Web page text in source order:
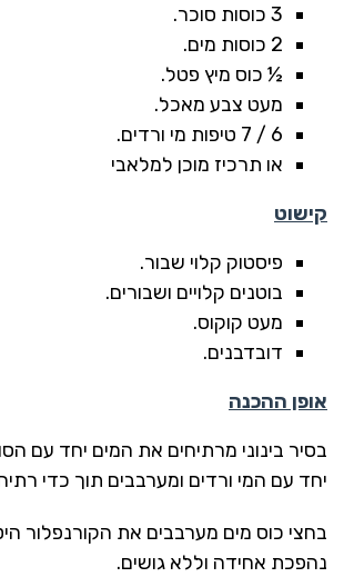
3 כוסות סוכר.
2 כוסות מים.
½ כוס מיץ פטל.
מעט צבע מאכל.
6 / 7 טיפות מי ורדים.
או תרכיז מוכן למלאבי
קישוט
פיסטוק קלוי שבור.
בוטנים קלויים ושבורים.
מעט קוקוס.
דובדבנים.
אופן ההכנה
בסיר בינוני מרתיחים את המים יחד עם
יחד עם המי ורדים ומערבבים תוך כדי
בחצי כוס מים מערבבים את הקורנפלור
נהפכת אחידה וללא גושים.